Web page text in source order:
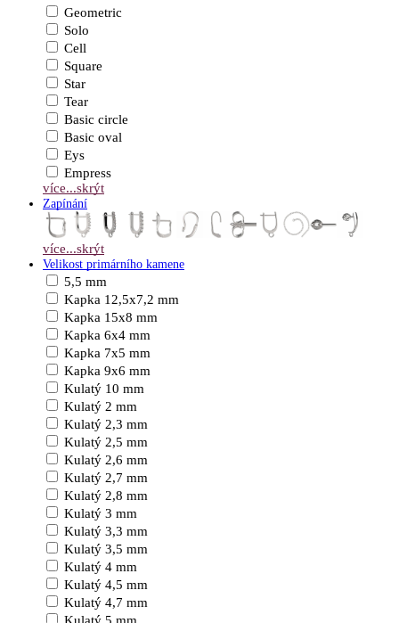
Geometric
Solo
Cell
Square
Star
Tear
Basic circle
Basic oval
Eys
Empress
více...skrýt
Zapínání
více...skrýt
Velikost primárního kamene
5,5 mm
Kapka 12,5x7,2 mm
Kapka 15x8 mm
Kapka 6x4 mm
Kapka 7x5 mm
Kapka 9x6 mm
Kulatý 10 mm
Kulatý 2 mm
Kulatý 2,3 mm
Kulatý 2,5 mm
Kulatý 2,6 mm
Kulatý 2,7 mm
Kulatý 2,8 mm
Kulatý 3 mm
Kulatý 3,3 mm
Kulatý 3,5 mm
Kulatý 4 mm
Kulatý 4,5 mm
Kulatý 4,7 mm